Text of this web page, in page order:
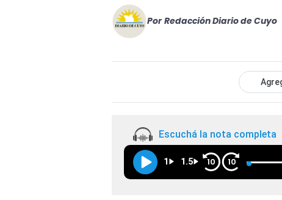
Por Redacción Diario de Cuyo
Escuchá la nota completa
1 1.5 10 10